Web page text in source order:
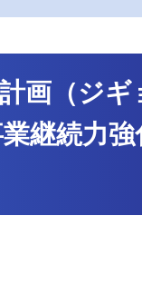
画（ジ
継続力